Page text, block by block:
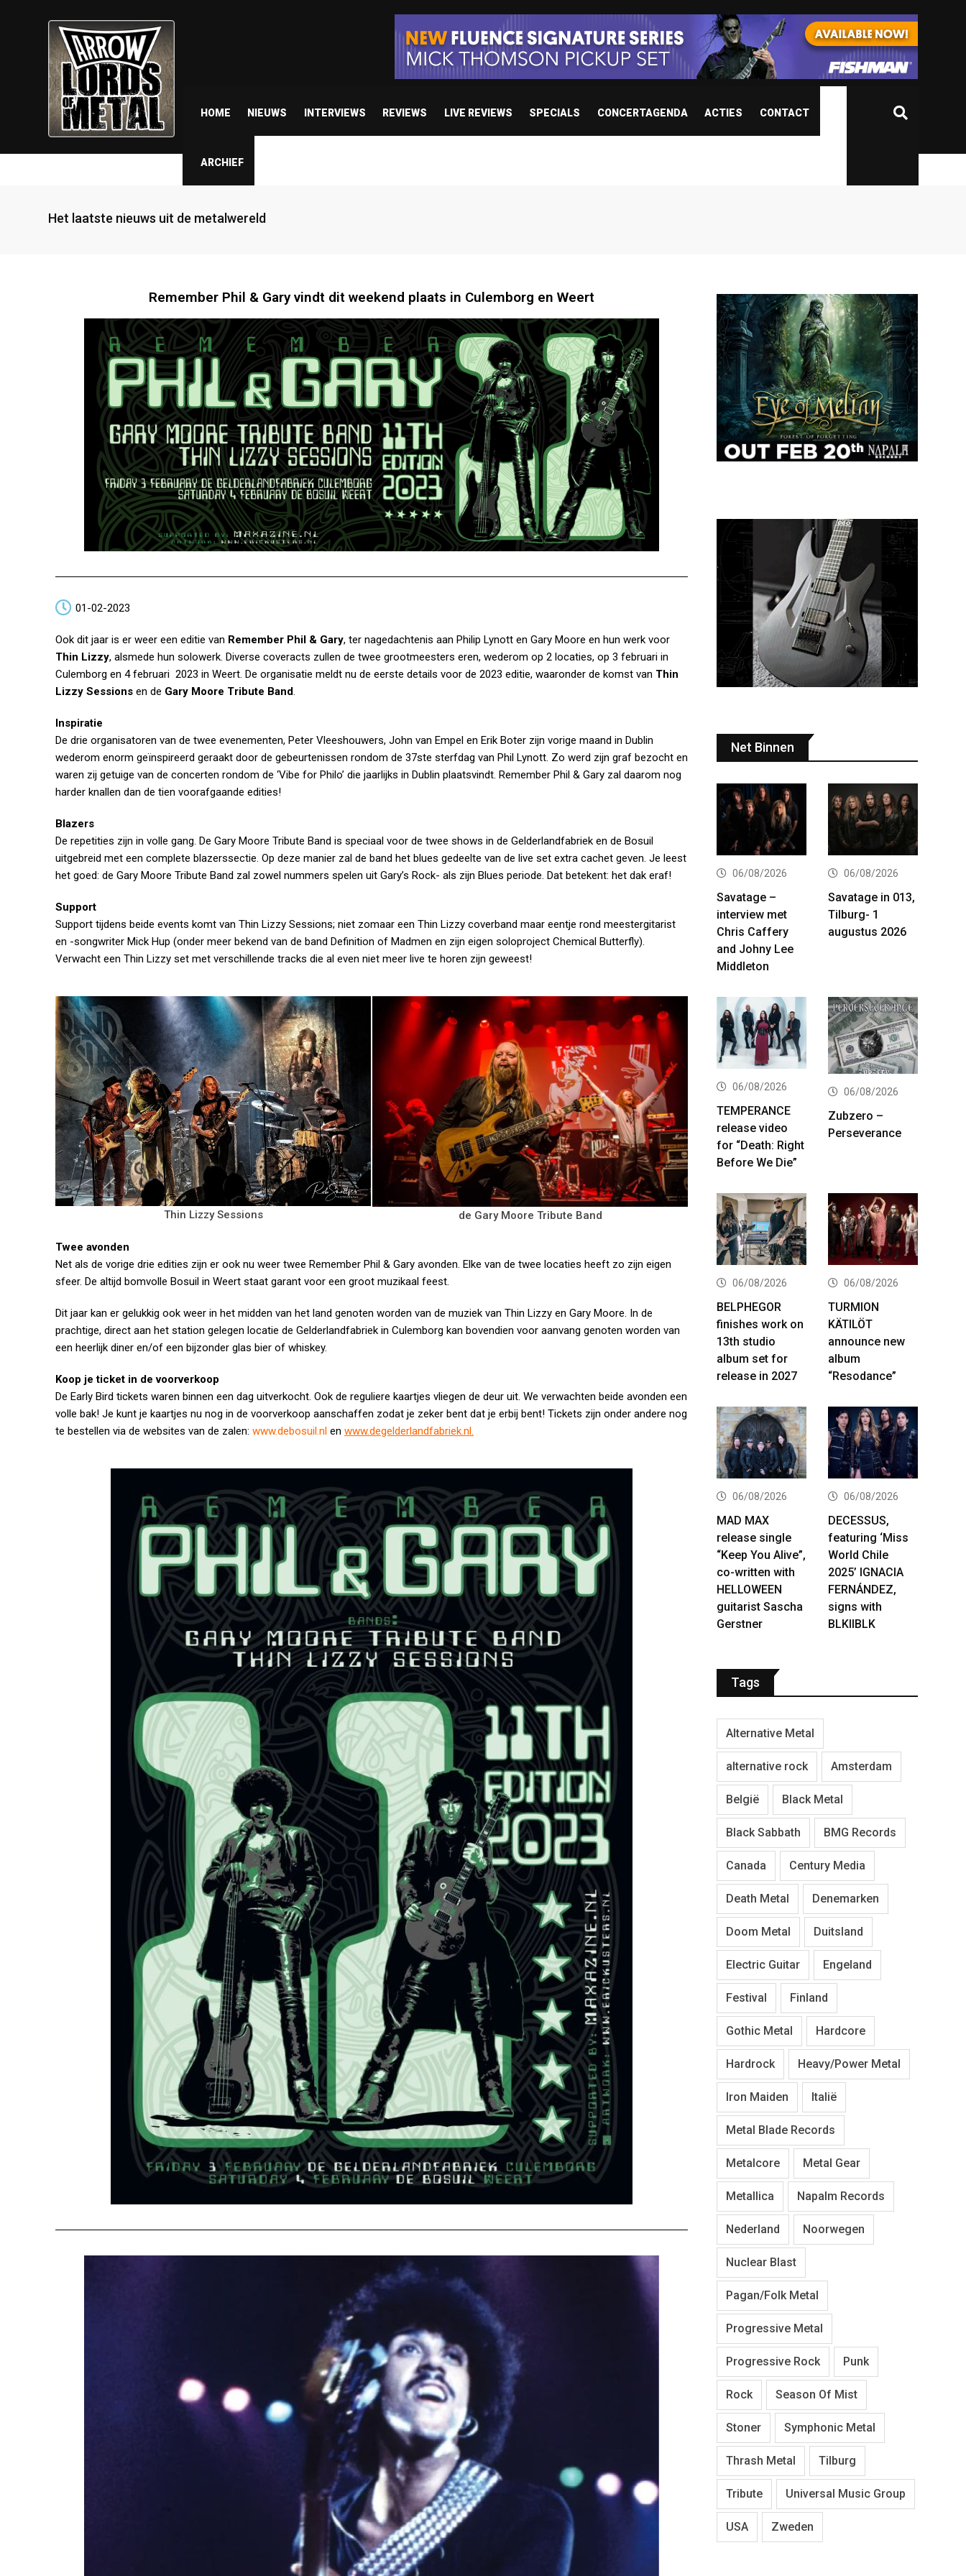
HOME NIEUWS INTERVIEWS REVIEWS LIVE REVIEWS SPECIALS CONCERTAGENDA ACTIES CONTACT
ARCHIEF
Het laatste nieuws uit de metalwereld
Remember Phil & Gary vindt dit weekend plaats in Culemborg en Weert
01-02-2023
Ook dit jaar is er weer een editie van Remember Phil & Gary, ter nagedachtenis aan Philip Lynott en Gary Moore en hun werk voor
Thin Lizzy, alsmede hun solowerk. Diverse coveracts zullen de twee grootmeesters eren, wederom op 2 locaties, op 3 februari in
Culemborg en 4 februari 2023 in Weert. De organisatie meldt nu de eerste details voor de 2023 editie, waaronder de komst van Thin
Lizzy Sessions en de Gary Moore Tribute Band.
Inspiratie
De drie organisatoren van de twee evenementen, Peter Vleeshouwers, John van Empel en Erik Boter zijn vorige maand in Dublin
wederom enorm geïnspireerd geraakt door de gebeurtenissen rondom de 37ste sterfdag van Phil Lynott. Zo werd zijn graf bezocht en
waren zij getuige van de concerten rondom de ‘Vibe for Philo’ die jaarlijks in Dublin plaatsvindt. Remember Phil & Gary zal daarom nog
harder knallen dan de tien voorafgaande edities!
Blazers
De repetities zijn in volle gang. De Gary Moore Tribute Band is speciaal voor de twee shows in de Gelderlandfabriek en de Bosuil
uitgebreid met een complete blazerssectie. Op deze manier zal de band het blues gedeelte van de live set extra cachet geven. Je leest
het goed: de Gary Moore Tribute Band zal zowel nummers spelen uit Gary’s Rock- als zijn Blues periode. Dat betekent: het dak eraf!
Support
Support tijdens beide events komt van Thin Lizzy Sessions; niet zomaar een Thin Lizzy coverband maar eentje rond meestergitarist
en -songwriter Mick Hup (onder meer bekend van de band Definition of Madmen en zijn eigen soloproject Chemical Butterfly).
Verwacht een Thin Lizzy set met verschillende tracks die al even niet meer live te horen zijn geweest!
Thin Lizzy Sessions de Gary Moore Tribute Band
Twee avonden
Net als de vorige drie edities zijn er ook nu weer twee Remember Phil & Gary avonden. Elke van de twee locaties heeft zo zijn eigen
sfeer. De altijd bomvolle Bosuil in Weert staat garant voor een groot muzikaal feest.
Dit jaar kan er gelukkig ook weer in het midden van het land genoten worden van de muziek van Thin Lizzy en Gary Moore. In de
prachtige, direct aan het station gelegen locatie de Gelderlandfabriek in Culemborg kan bovendien voor aanvang genoten worden van
een heerlijk diner en/of een bijzonder glas bier of whiskey.
Koop je ticket in de voorverkoop
De Early Bird tickets waren binnen een dag uitverkocht. Ook de reguliere kaartjes vliegen de deur uit. We verwachten beide avonden een
volle bak! Je kunt je kaartjes nu nog in de voorverkoop aanschaffen zodat je zeker bent dat je erbij bent! Tickets zijn onder andere nog
te bestellen via de websites van de zalen: www.debosuil.nl en www.degelderlandfabriek.nl.
Net Binnen
06/08/2026
Savatage –
interview met
Chris Caffery
and Johny Lee
Middleton
06/08/2026
Savatage in 013,
Tilburg- 1
augustus 2026
06/08/2026
TEMPERANCE
release video
for “Death: Right
Before We Die”
06/08/2026
Zubzero –
Perseverance
06/08/2026
BELPHEGOR
finishes work on
13th studio
album set for
release in 2027
06/08/2026
TURMION
KÄTILÖT
announce new
album
“Resodance”
06/08/2026
MAD MAX
release single
“Keep You Alive”,
co-written with
HELLOWEEN
guitarist Sascha
Gerstner
06/08/2026
DECESSUS,
featuring ‘Miss
World Chile
2025’ IGNACIA
FERNÁNDEZ,
signs with
BLKIIBLK
Tags
Alternative Metal
alternative rock Amsterdam
België Black Metal
Black Sabbath BMG Records
Canada Century Media
Death Metal Denemarken
Doom Metal Duitsland
Electric Guitar Engeland
Festival Finland
Gothic Metal Hardcore
Hardrock Heavy/Power Metal
Iron Maiden Italië
Metal Blade Records
Metalcore Metal Gear
Metallica Napalm Records
Nederland Noorwegen
Nuclear Blast
Pagan/Folk Metal
Progressive Metal
Progressive Rock Punk
Rock Season Of Mist
Stoner Symphonic Metal
Thrash Metal Tilburg
Tribute Universal Music Group
USA Zweden